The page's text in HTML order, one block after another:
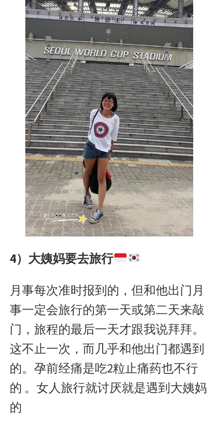
4）大姨妈要去旅行
月事每次准时报到的，但和他出门月
事一定会旅行的第一天或第二天来敲
门，旅程的最后一天才跟我说拜拜。
这不止一次，而几乎和他出门都遇到
的。孕前经痛是吃2粒止痛药也不行
的 。女人旅行就讨厌就是遇到大姨妈
的